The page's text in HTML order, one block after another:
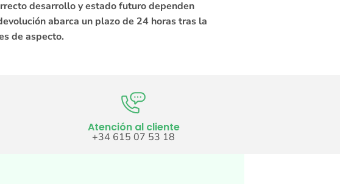
desarrollo y estado futuro dependen
abarca un plazo de 24 horas tras la
de aspecto.
Atención al cliente
+34 615 07 53 18